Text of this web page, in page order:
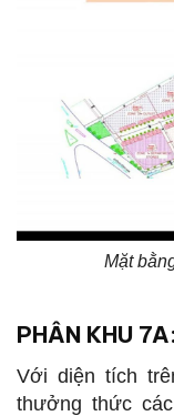
Mặt
PHÂN KHU
Với diện tích
thưởng thức